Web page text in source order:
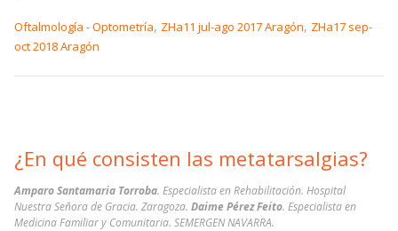
Oftalmología - Optometría, ZHa11 jul-ago 2017 Aragón, ZHa17 sep-
oct 2018 Aragón
¿En qué consisten las metatarsalgias?
Amparo Santamaria Torroba. Especialista en Rehabilitación. Hospital
Nuestra Señora de Gracia. Zaragoza. Daime Pérez Feito. Especialista en
Medicina Familiar y Comunitaria. SEMERGEN NAVARRA.